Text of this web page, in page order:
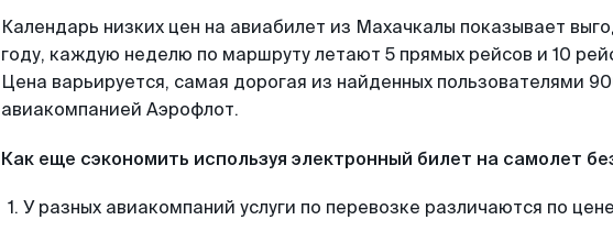
Календарь низких цен на авиабилет из Махачкалы показывает
году, каждую неделю по маршруту летают 5 прямых рейсов и 10
Цена варьируется, самая дорогая из найденных пользователями
авиакомпанией Аэрофлот.
Как еще сэкономить используя электронный билет на самолет
У разных авиакомпаний услуги по перевозке различаются по